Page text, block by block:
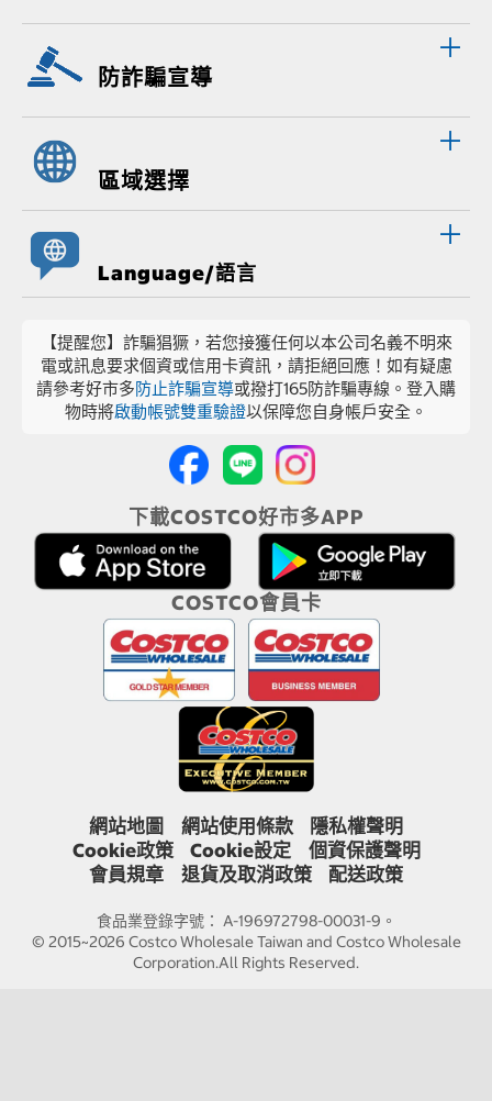
防詐騙宣導
區域選擇
Language/語言
【提醒您】詐騙猖獗，若您接獲任何以本公司名義不明來
電或訊息要求個資或信用卡資訊，請拒絕回應！如有疑慮
請參考好市多防止詐騙宣導或撥打165防詐騙專線。登入購
物時將啟動帳號雙重驗證以保障您自身帳戶安全。
下載COSTCO好市多APP
COSTCO會員卡
網站地圖 網站使用條款
隱私權聲明
Cookie政策
Cookie設定
個資保護聲明
會員規章
退貨及取消政策 配送政策
食品業登錄字號： A-196972798-00031-9。
© 2015~2026 Costco Wholesale Taiwan and Costco Wholesale
Corporation.All Rights Reserved.